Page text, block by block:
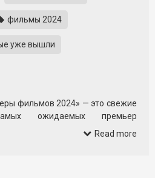
фильмы 2024
уже вышли
фильмов 2024» — это свежие
ожидаемых премьер
официальные ролики к
Read more